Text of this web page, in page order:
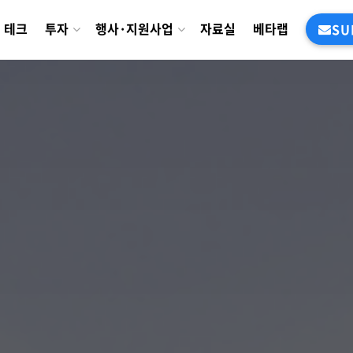
테크 투자 행사·지원사업 자료실 베타랩